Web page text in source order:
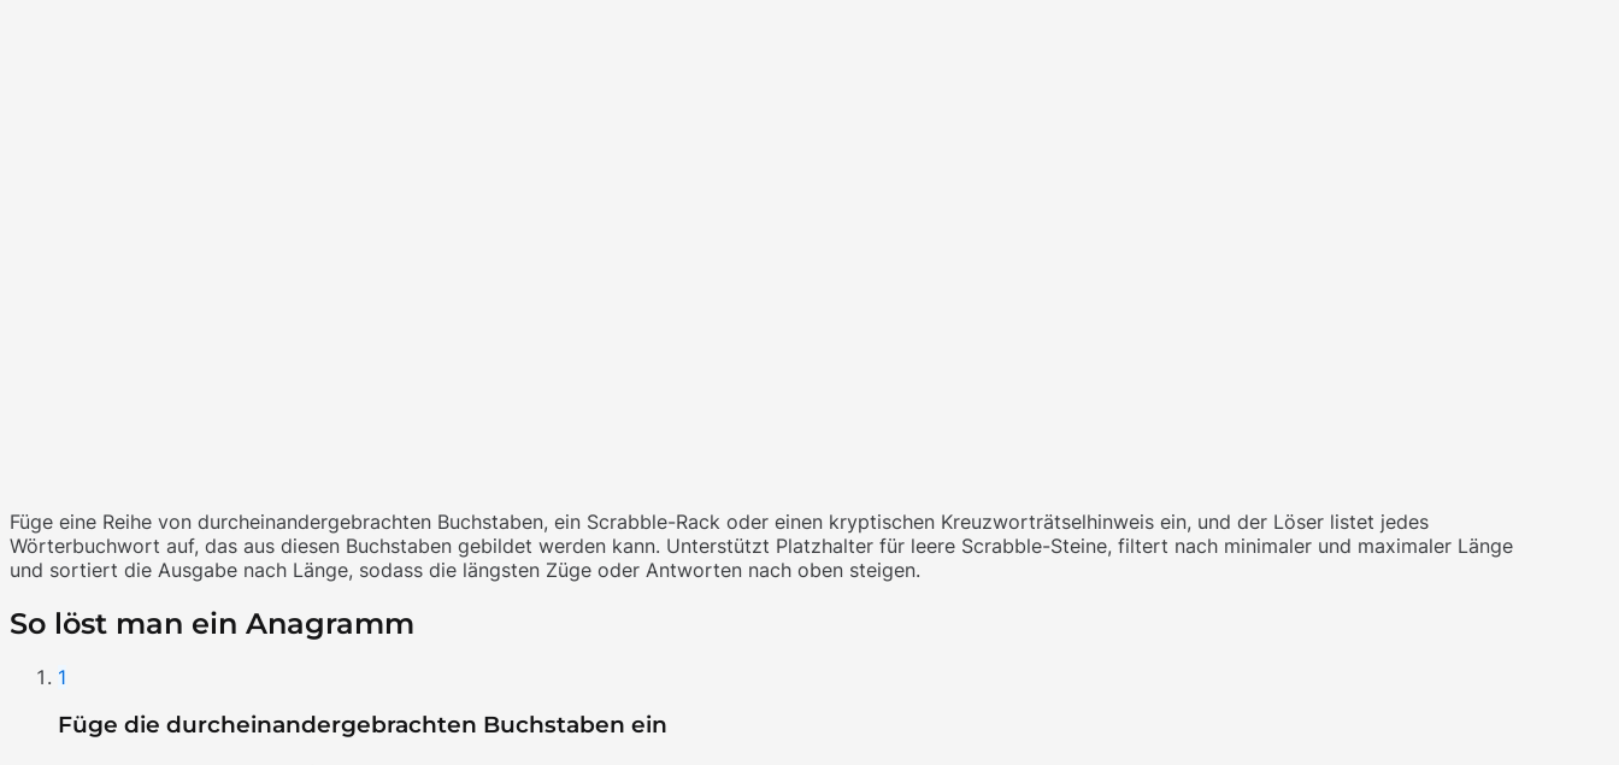
Füge eine Reihe von durcheinandergebrachten Buchstaben, ein Scrabble-Rack oder einen kryptischen Kreuzworträtselhinweis ein, und der Löser listet jedes
Wörterbuchwort auf, das aus diesen Buchstaben gebildet werden kann. Unterstützt Platzhalter für leere Scrabble-Steine, filtert nach minimaler und maximaler Länge
und sortiert die Ausgabe nach Länge, sodass die längsten Züge oder Antworten nach oben steigen.
So löst man ein Anagramm
1
Füge die durcheinandergebrachten Buchstaben ein